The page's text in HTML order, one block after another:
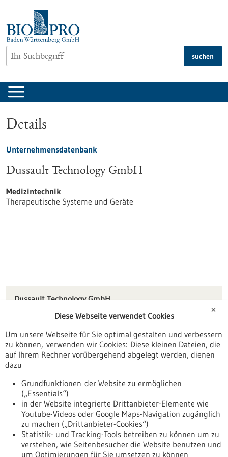
springen
suchen
Details
Unternehmensdatenbank
Dussault Technology GmbH
Medizintechnik
Therapeutische Systeme und Geräte
Dussault Technology GmbH
78333 Stockach
info(at)dussault-tec.com
www.dussault-tec.com
Zurück zur Ergebnisliste
Nach oben
✕
Diese Webseite verwendet Cookies
Um unsere Webseite für Sie optimal gestalten und verbessern
zu können, verwenden wir Cookies: Diese kleinen Dateien, die
auf Ihrem Rechner vorübergehend abgelegt werden, dienen
dazu
Grundfunktionen der Website zu ermöglichen
(„Essentials“)
in der Website integrierte Drittanbieter-Elemente wie
Youtube-Videos oder Google Maps-Navigation zugänglich
zu machen („Drittanbieter-Cookies“)
Statistik- und Tracking-Tools betreiben zu können um zu
verstehen, wie Seitenbesucher die Website benutzen und
um Optimierungen für Sie umsetzen zu können